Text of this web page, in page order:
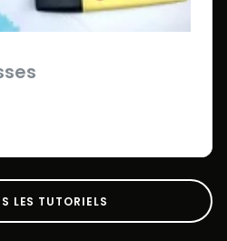
LES TUTORIELS